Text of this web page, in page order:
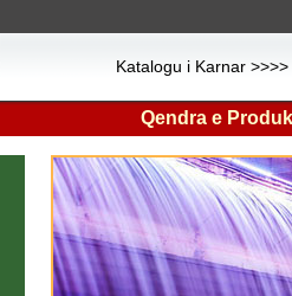
Katalogu i Karnar >>>>
Qendra e